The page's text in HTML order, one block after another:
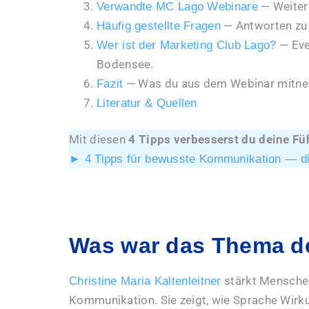
Verwandte MC Lago Webinare—
Häufig gestellte Fragen— Antworten zu
Wer ist der Marketing Club Lago? —
Bodensee.
Fazit — Was du aus dem Webinar
Literatur & Quellen
Mit diesen4 Tipps verbesserst du deine
► 4 Tipps für bewusste Kommunikation —
Was war das Thema
Christine Maria Kaltenleitner stärkt
Kommunikation. Sie zeigt, wie Sprache